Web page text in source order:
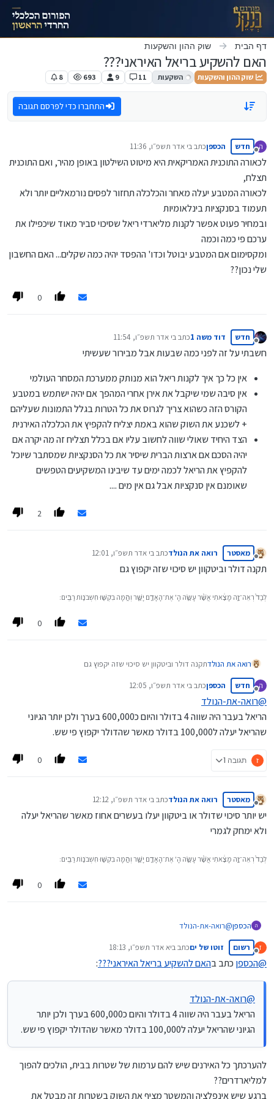
דילוג לתוכן
דף הבית שוק ההון והשקעות
האם להשקיע בריאל האיראני???
שוק ההון והשקעות השקעות 11
9
693
8
התחברו כדי לפרסם תגובה
ה
מנותק
חדש הכספןכתב בי אדר תשפ״ו, 11:36
נערך לאחרונה על ידי
לכאורה התוכנית האמריקאית היא מיטוט השילטון באופן מהיר, ואם התוכנית
תצלח,
לכאורה המטבע יעלה מאחר והכלכלה תחזור לפסים נורמאליים יותר ולא
תעמוד בסנקציות בינלאומיות
ובמחיר פעוט אפשר לקנות מליארדי ריאל שסיכוי סביר מאוד שיכפילו את
ערכם פי כמה וכמה
ומקסימום אם המטבע יבוטל וכדו' ההפסד יהיה כמה שקלים... האם החשבון
שלי נכון??
0
מנותק
חדש דוד משה 1 כתב בי אדר תשפ״ו, 11:54
נערך לאחרונה על ידי
חשבתי על זה לפני כמה שבעות אבל מבירור שעשיתי
אין כל כך איך לקנות ריאל הוא מנותק ממערכת המסחר העולמי
אין סיבה שמי שיקבל את אירן אחרי המהפך אם יהיה ישתמש במטבע
הקורס הזה כשהוא צריך לגרוס את כל הטרות בגלל התמונות שעליהם
+ לשכנע את השוק שהוא באמת יצליח להקפיץ את הכלכלה האירנית
הצד היחיד שאולי שווה לחשוב עליו אם בכלל תצליח זה מה יקרה אם
יהיה הסכם אם ארצות הברית שיסיר את כל הסנקציות שמסתבר שיוכל
להקפיץ את הריאל לכמה ימים עד שיבינו המשקיעים הטפשים
שאומנם אין סנקציות אבל גם אין מים ....
2
מנותק
מאסטר רואה את הנולדכתב בי אדר תשפ״ו, 12:01
נערך לאחרונה על ידי
תקנה דולר וביטקוון יש סיכוי שזה יקפוץ גם
לְבַד֙ רְאֵה־זֶ֣ה מָצָ֔אתִי אֲשֶׁ֨ר עָשָׂ֧ה הָ' אֶת־הָאָדָ֖ם יָשָׁ֑ר וְהֵ֥מָּה בִקְשׁ֖וּ חִשְּׁבֹנ֥וֹת רַבִּֽים׃
0
רואה את הנולדתקנה דולר וביטקוון יש סיכוי שזה יקפוץ גם
ה
מנותק
חדש הכספןכתב בי אדר תשפ״ו, 12:05
נערך לאחרונה על ידי
@רואה-את-הנולד
הריאל בעבר היה שווה 4 בדולר והיום כ600,000 בערך ולכן יותר הגיוני
שהריאל יעלה ל100,000 בדולר מאשר שהדולר יקפוץ פי שש.
ז תגובה 1 0
מנותק
מאסטר רואה את הנולדכתב בי אדר תשפ״ו, 12:12
נערך לאחרונה על ידי
יש יותר סיכוי שדולר או ביטקוון יעלו בעשרים אחוז מאשר שהריאל יעלה
ולא ימחק לגמרי
לְבַד֙ רְאֵה־זֶ֣ה מָצָ֔אתִי אֲשֶׁ֨ר עָשָׂ֧ה הָ' אֶת־הָאָדָ֖ם יָשָׁ֑ר וְהֵ֥מָּה בִקְשׁ֖וּ חִשְּׁבֹנ֥וֹת רַבִּֽים׃
0
ה הכספן@רואה-את-הנולד
שהריאל יעלה ל100,000 בדולר מאשר שהדולר יקפוץ פי שש.
ז
מנותק
רשום זוטו של יםכתב ביא אדר תשפ״ו, 18:13
נערך לאחרונה על ידי
@הכספןכתב בהאם להשקיע בריאל האיראני???:
@רואה-את-הנולד
הריאל בעבר היה שווה 4 בדולר והיום כ600,000 בערך ולכן יותר
הגיוני שהריאל יעלה ל100,000 בדולר מאשר שהדולר יקפוץ פי שש.
להערכתך כל האירנים שיש להם ערמות של שטרות בבית, הולכים להפוך
למליארדרים??
ברגע שיש אינפלציה והמשטר מציף את השוק בשטרות זה מבטל את